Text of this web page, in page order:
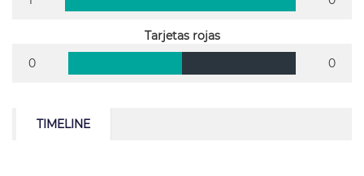
Tarjetas rojas
0
0
TIMELINE